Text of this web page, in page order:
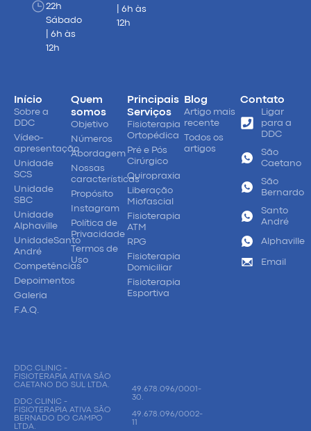
22h
Sábado
| 6h às
12h
| 6h às
12h
Início
Sobre a
DDC
Vídeo-
apresentação
Unidade
SCS
Unidade
SBC
Unidade
Alphaville
UnidadeSanto
André
Competências
Depoimentos
Galeria
F.A.Q.
Quem
somos
Objetivo
Números
Abordagem
Nossas
características
Propósito
Instagram
Política de
Privacidade
Termos de
Uso
Principais
Serviços
Fisioterapia
Ortopédica
Pré e Pós
Cirúrgico
Quiropraxia
Liberação
Miofascial
Fisioterapia
ATM
RPG
Fisioterapia
Domiciliar
Fisioterapia
Esportiva
Blog
Artigo mais
recente
Todos os
artigos
Contato
Ligar
para a
DDC
São
Caetano
São
Bernardo
Santo
André
Alphaville
Email
DDC CLINIC -
FISIOTERAPIA ATIVA SÃO
CAETANO DO SUL LTDA.
DDC CLINIC -
FISIOTERAPIA ATIVA SÃO
BERNADO DO CAMPO
LTDA.
49.678.096/0001-
30.
49.678.096/0002-
11